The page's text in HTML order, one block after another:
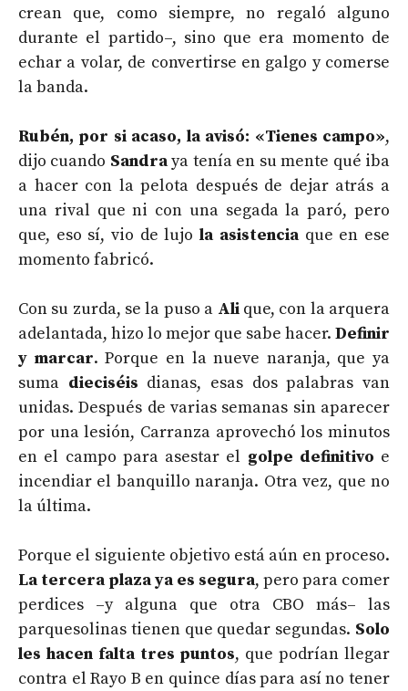
crean que, como siempre, no regaló alguno
durante el partido–, sino que era momento de
echar a volar, de convertirse en galgo y comerse
la banda.
Rubén, por si acaso, la avisó: «Tienes campo»,
dijo cuando Sandraya tenía en su mente qué iba
a hacer con la pelota después de dejar atrás a
una rival que ni con una segada la paró, pero
que, eso sí, vio de lujola asistenciaque en ese
momento fabricó.
Con su zurda, se la puso a Alique, con la arquera
adelantada, hizo lo mejor que sabe hacer. Definir
y marcar. Porque en la nueve naranja, que ya
suma dieciséis dianas, esas dos palabras van
unidas. Después de varias semanas sin aparecer
por una lesión, Carranza aprovechó los minutos
en el campo para asestar el golpe definitivo e
incendiar el banquillo naranja. Otra vez, que no
la última.
Porque el siguiente objetivo está aún en proceso.
La tercera plaza ya es segura, pero para comer
perdices –y alguna que otra CBO más– las
parquesolinas tienen que quedar segundas. Solo
les hacen falta tres puntos, que podrían llegar
contra el Rayo B en quince días para así no tener